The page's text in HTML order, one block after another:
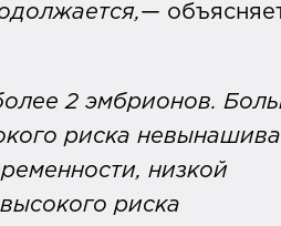
—
2 эмбрионов.
риска
низкой
риска